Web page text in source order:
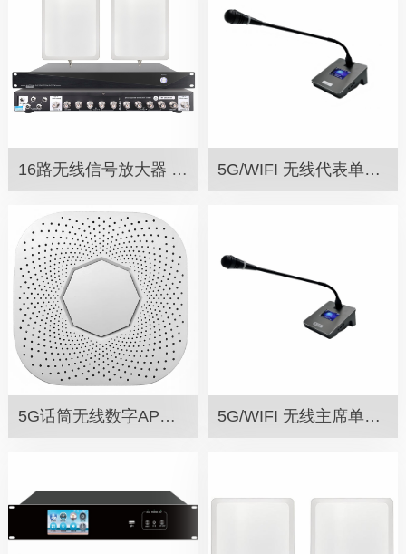
16路无线信号放大器 MN-200N 5G/WIFI 无线代表单元 SW-50BG
5G话筒无线数字AP发射器 SW-510AP 5G/WIFI 无线主席单元 SW-50AG